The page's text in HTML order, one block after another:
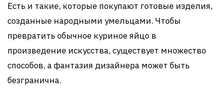
Есть и такие, которые покупают готовые изделия,
созданные народными умельцами. Чтобы
превратить обычное куриное яйцо в
произведение искусства, существует множество
способов, а фантазия дизайнера может быть
безгранична.